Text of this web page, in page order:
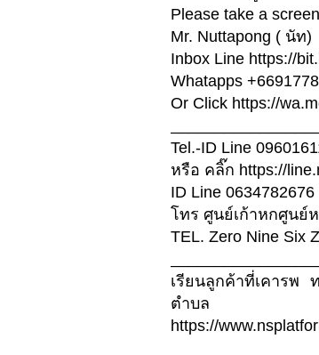
Please take a
Mr. Nuttapong ( นัท)
Inbox Line https://
Whatapps
Or Click https://
Tel.-ID Line
หรือ คลิ๊ก https://
ID Line 0634782676
โทร ศูนย์เก้าหกศูนย์
TEL. Zero Nine Six
เรียนลูกค้าที่เคารพ
ตำบล
https://